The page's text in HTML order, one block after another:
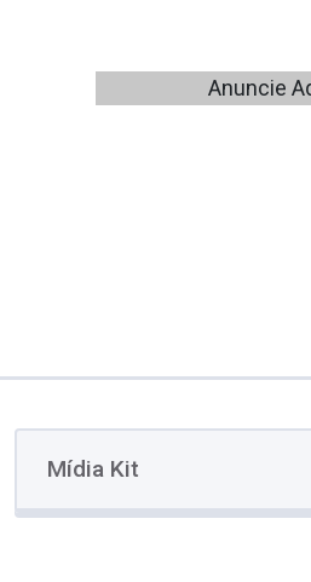
Anuncie
Mídia Kit